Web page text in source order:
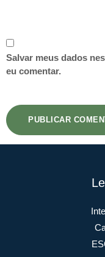
Salvar meus dados
eu comentar.